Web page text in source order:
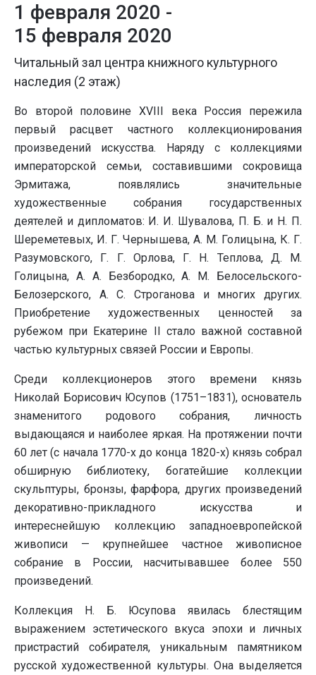
1 февраля 2020 -
15 февраля 2020
Читальный зал центра книжного культурного
наследия (2 этаж)
Во второй половине XVIII века Россия пережила
первый расцвет частного коллекционирования
произведений искусства. Наряду с коллекциями
императорской семьи, составившими сокровища
Эрмитажа, появлялись значительные
художественные собрания государственных
деятелей и дипломатов: И. И. Шувалова, П. Б. и Н. П.
Шереметевых, И. Г. Чернышева, А. М. Голицына, К. Г.
Разумовского, Г. Г. Орлова, Г. Н. Теплова, Д. М.
Голицына, А. А. Безбородко, А. М. Белосельского-
Белозерского, А. С. Строганова и многих других.
Приобретение художественных ценностей за
рубежом при Екатерине II стало важной составной
частью культурных связей России и Европы.
Среди коллекционеров этого времени князь
Николай Борисович Юсупов (1751–1831), основатель
знаменитого родового собрания, личность
выдающаяся и наиболее яркая. На протяжении почти
60 лет (с начала 1770-х до конца 1820-х) князь собрал
обширную библиотеку, богатейшие коллекции
скульптуры, бронзы, фарфора, других произведений
декоративно-прикладного искусства и
интереснейшую коллекцию западноевропейской
живописи — крупнейшее частное живописное
собрание в России, насчитывавшее более 550
произведений.
Коллекция Н. Б. Юсупова явилась блестящим
выражением эстетического вкуса эпохи и личных
пристрастий собирателя, уникальным памятником
русской художественной культуры. Она выделяется